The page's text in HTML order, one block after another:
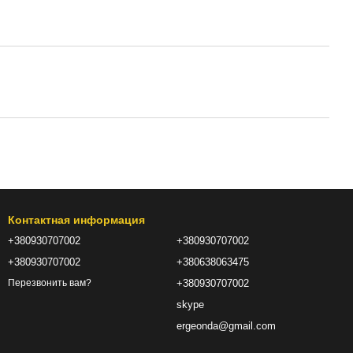
Контактная информация
+380930707002
+380930707002
Перезвонить вам?
+380930707002
+380638063475
+380930707002
skype
ergeonda@gmail.com